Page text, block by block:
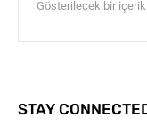
Gösterilecek bir
STAY